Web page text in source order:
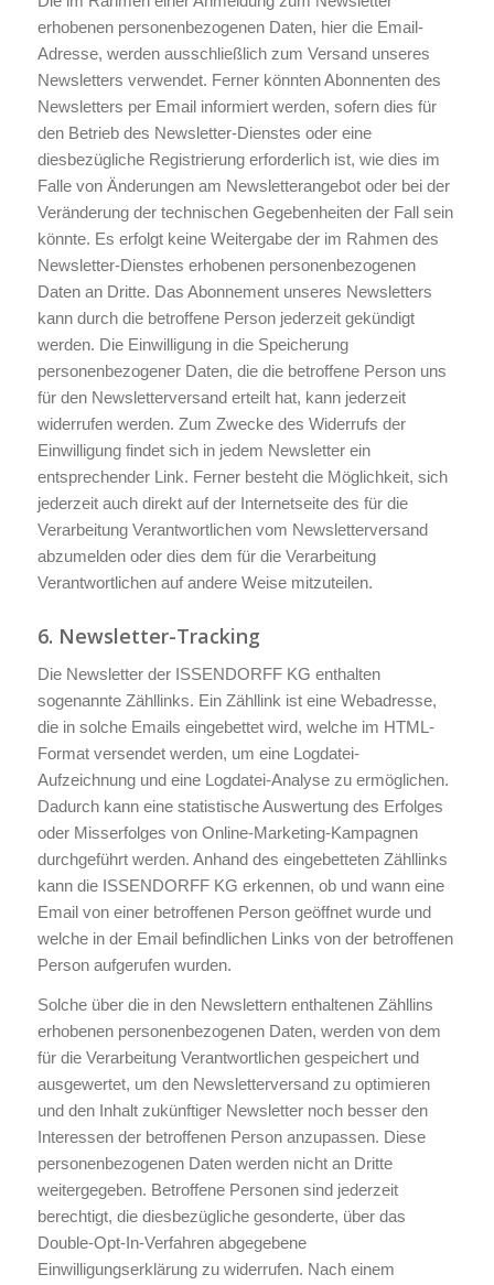
erhobenen personenbezogenen Daten, hier die Email-
Adresse, werden ausschließlich zum Versand unseres
Newsletters verwendet. Ferner könnten Abonnenten des
Newsletters per Email informiert werden, sofern dies für
den Betrieb des Newsletter-Dienstes oder eine
diesbezügliche Registrierung erforderlich ist, wie dies im
Falle von Änderungen am Newsletterangebot oder bei der
Veränderung der technischen Gegebenheiten der Fall sein
könnte. Es erfolgt keine Weitergabe der im Rahmen des
Newsletter-Dienstes erhobenen personenbezogenen
Daten an Dritte. Das Abonnement unseres Newsletters
kann durch die betroffene Person jederzeit gekündigt
werden. Die Einwilligung in die Speicherung
personenbezogener Daten, die die betroffene Person uns
für den Newsletterversand erteilt hat, kann jederzeit
widerrufen werden. Zum Zwecke des Widerrufs der
Einwilligung findet sich in jedem Newsletter ein
entsprechender Link. Ferner besteht die Möglichkeit, sich
jederzeit auch direkt auf der Internetseite des für die
Verarbeitung Verantwortlichen vom Newsletterversand
abzumelden oder dies dem für die Verarbeitung
Verantwortlichen auf andere Weise mitzuteilen.
6. Newsletter-Tracking
Die Newsletter der ISSENDORFF KG enthalten
sogenannte Zähllinks. Ein Zähllink ist eine Webadresse,
die in solche Emails eingebettet wird, welche im HTML-
Format versendet werden, um eine Logdatei-
Aufzeichnung und eine Logdatei-Analyse zu ermöglichen.
Dadurch kann eine statistische Auswertung des Erfolges
oder Misserfolges von Online-Marketing-Kampagnen
durchgeführt werden. Anhand des eingebetteten Zähllinks
kann die ISSENDORFF KG erkennen, ob und wann eine
Email von einer betroffenen Person geöffnet wurde und
welche in der Email befindlichen Links von der betroffenen
Person aufgerufen wurden.
Solche über die in den Newslettern enthaltenen Zähllins
erhobenen personenbezogenen Daten, werden von dem
für die Verarbeitung Verantwortlichen gespeichert und
ausgewertet, um den Newsletterversand zu optimieren
und den Inhalt zukünftiger Newsletter noch besser den
Interessen der betroffenen Person anzupassen. Diese
personenbezogenen Daten werden nicht an Dritte
weitergegeben. Betroffene Personen sind jederzeit
berechtigt, die diesbezügliche gesonderte, über das
Double-Opt-In-Verfahren abgegebene
Einwilligungserklärung zu widerrufen. Nach einem